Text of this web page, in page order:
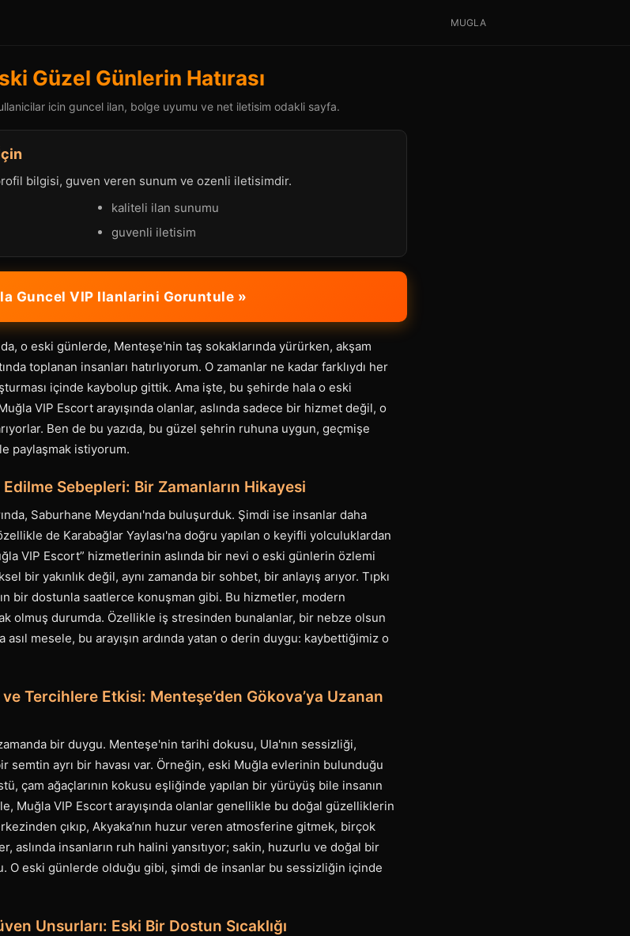
MUGLA
Güzel Günlerin Hatırası
icin guncel ilan, bolge uyumu ve net iletisim odakli sayfa.
bilgisi, guven veren sunum ve ozenli iletisimdir.
kaliteli ilan sunumu
guvenli iletisim
Guncel VIP Ilanlarini Goruntule »
o eski günlerde, Menteşe'nin taş sokaklarında yürürken, akşam
toplanan insanları hatırlıyorum. O zamanlar ne kadar farklıydı her
içinde kaybolup gittik. Ama işte, bu şehirde hala o eski
VIP Escort arayışında olanlar, aslında sadece bir hizmet değil, o
Ben de bu yazıda, bu güzel şehrin ruhuna uygun, geçmişe
paylaşmak istiyorum.
Sebepleri: Bir Zamanların Hikayesi
Saburhane Meydanı'nda buluşurduk. Şimdi ise insanlar daha
de Karabağlar Yaylası'na doğru yapılan o keyifli yolculuklardan
VIP Escort” hizmetlerinin aslında bir nevi o eski günlerin özlemi
bir yakınlık değil, aynı zamanda bir sohbet, bir anlayış arıyor. Tıpkı
bir dostunla saatlerce konuşman gibi. Bu hizmetler, modern
olmuş durumda. Özellikle iş stresinden bunalanlar, bir nebze olsun
mesele, bu arayışın ardında yatan o derin duygu: kaybettiğimiz o
Tercihlere Etkisi: Menteşe’den Gökova’ya Uzanan
bir duygu. Menteşe'nin tarihi dokusu, Ula'nın sessizliği,
semtin ayrı bir havası var. Örneğin, eski Muğla evlerinin bulunduğu
çam ağaçlarının kokusu eşliğinde yapılan bir yürüyüş bile insanın
Muğla VIP Escort arayışında olanlar genellikle bu doğal güzelliklerin
çıkıp, Akyaka’nın huzur veren atmosferine gitmek, birçok
aslında insanların ruh halini yansıtıyor; sakin, huzurlu ve doğal bir
O eski günlerde olduğu gibi, şimdi de insanlar bu sessizliğin içinde
Unsurları: Eski Bir Dostun Sıcaklığı